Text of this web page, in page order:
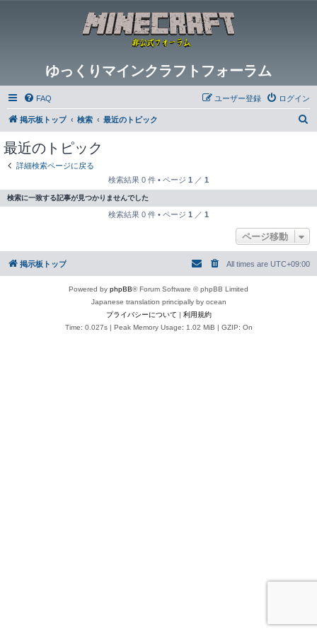
ゆっくりマインクラフトフォーラム
FAQ ログイン
ユーザー登録
掲示板トップ 検索 最近のトピック
最近のトピック
詳細検索ページに戻る
検索結果 0 件 • ページ 1 ／ 1
検索に一致する記事が見つかりませんでした
検索結果 0 件 • ページ 1 ／ 1
ページ移動
掲示板トップ All times are UTC+09:00
Powered by phpBB® Forum Software © phpBB Limited
Japanese translation principally by ocean
プライバシーについて | 利用規約
Time: 0.027s| Peak Memory Usage: 1.02 MiB | GZIP: On